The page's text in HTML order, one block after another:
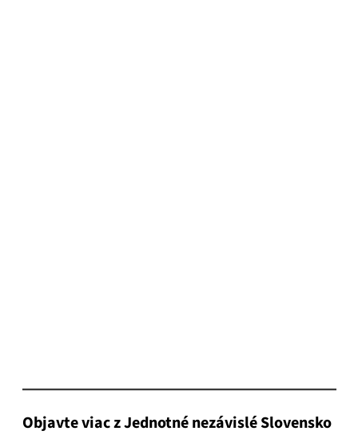
Objavte viac z Jednotné nezávislé Slovensko